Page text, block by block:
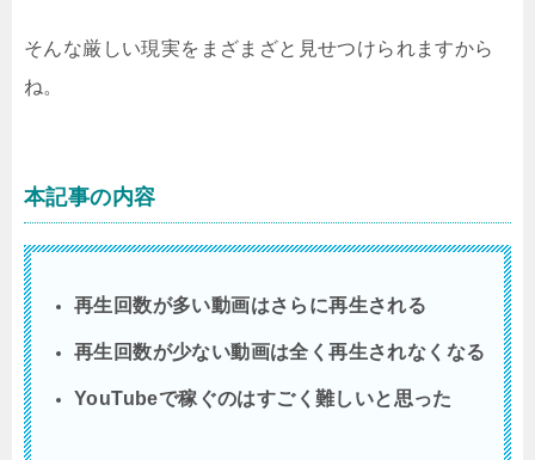
そんな厳しい現実をまざまざと見せつけられますから
ね。
本記事の内容
再生回数が多い動画はさらに再生される
再生回数が少ない動画は全く再生されなくなる
YouTubeで稼ぐのはすごく難しいと思った